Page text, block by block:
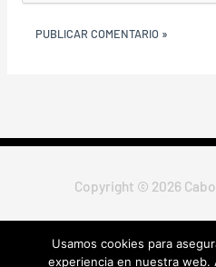
Copyright © 2026
Política de Privacidad|Política
Usamos cookies para
experiencia en nuestra web.